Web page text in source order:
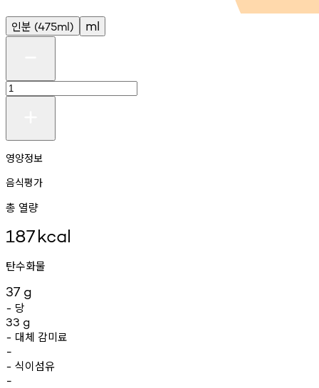
인분 (475ml) ml
영양정보
음식평가
총 열량
187kcal
탄수화물
37 g
- 당
33 g
- 대체 감미료
-
- 식이섬유
-